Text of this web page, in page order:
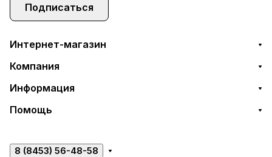
Подписаться
Интернет-магазин
Компания
Информация
Помощь
8 (8453) 56-48-58